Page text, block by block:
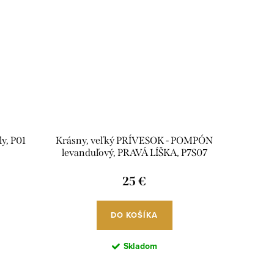
P01
Krásny, veľký PRÍVESOK - POMPÓN
levanduľový, PRAVÁ LÍŠKA, P7S07
25 €
DO KOŠÍKA
Skladom